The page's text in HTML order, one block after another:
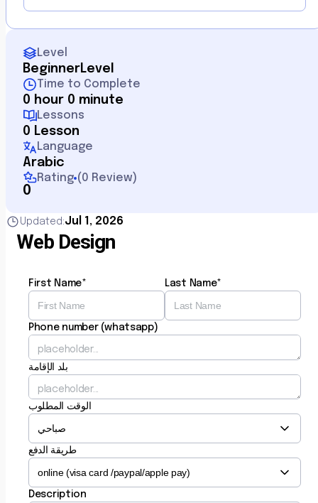
Level
BeginnerLevel
Time to Complete
0 hour 0 minute
Lessons
0 Lesson
Language
Arabic
Rating (0 Review)
0
Updated:Jul 1, 2026
Web Design
First Name* Last Name*
Phone number (whatsapp)
بلد الإقامة
الوقت المطلوب
طريقة الدفع
Description